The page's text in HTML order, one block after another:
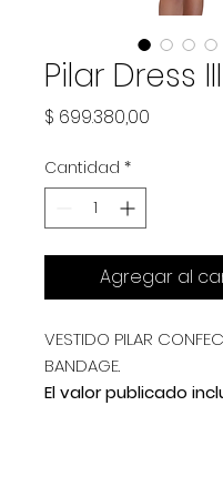
Pilar Dress III
$ 699.380,00
Cantidad *
Agregar al
VESTIDO PILAR
BANDAGE.
El valor publicado